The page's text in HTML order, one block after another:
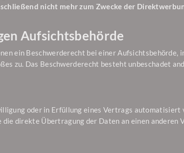
nicht mehr zum Zwecke der
Aufsichtsbehörde
ein Beschwerderecht bei einer
zu. Das Beschwerderecht besteht unbeschadet
oder in Erfüllung eines Vertrags
die direkte Übertragung der Daten an einen